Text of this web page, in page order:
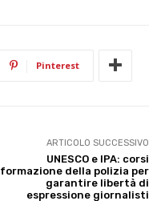
Pinterest
ARTICOLO SUCCESSIVO
UNESCO e IPA: corsi
formazione della polizia per
garantire libertà di
espressione giornalisti